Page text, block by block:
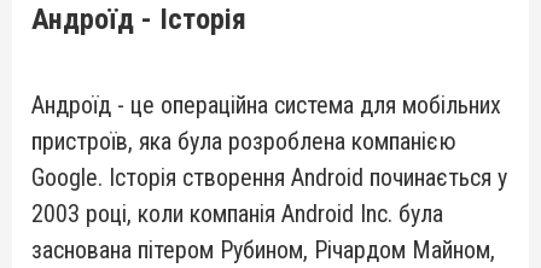
Андроїд - Історія
Андроїд - це операційна система для мобільних
пристроїв, яка була розроблена компанією
Google. Історія створення Android починається у
2003 році, коли компанія Android Inc. була
заснована пітером Рубином, Річардом Майном,